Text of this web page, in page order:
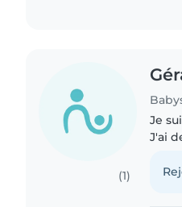
(1)
Je
J'ai
une..